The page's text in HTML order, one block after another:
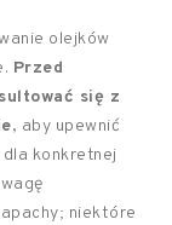
olejków
Przed
się z
, aby upewnić
konkretnej
niektóre